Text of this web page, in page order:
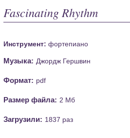
Fascinating Rhythm
Инструмент: фортепиано
Музыка: Джордж Гершвин
Формат: pdf
Размер файла: 2 Мб
Загрузили: 1837 раз